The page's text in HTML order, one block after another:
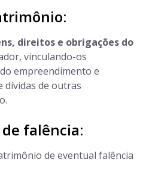
direitos e obrigações do
vinculando-os
empreendimento e
dívidas de outras
falência:
de eventual falência